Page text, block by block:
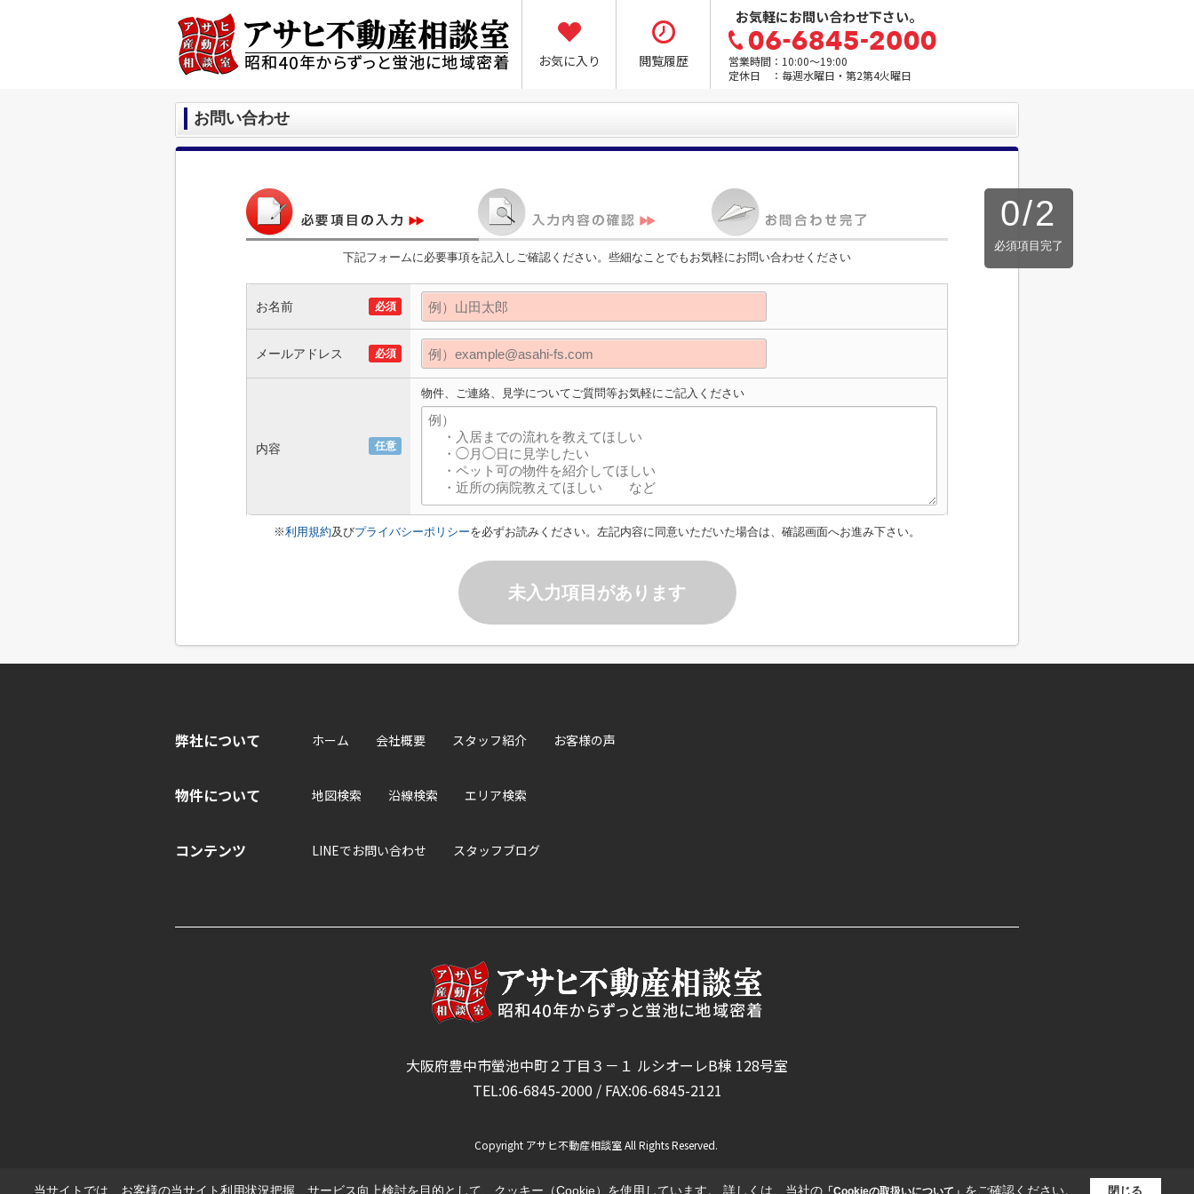
お気に入り 閲覧履歴
お気軽にお問い合わせ下さい。
営業時間：10:00～19:00
定休日 ：毎週水曜日・第2第4火曜日
お問い合わせ
0/2
必須項目完了
下記フォームに必要事項を記入しご確認ください。些細なことでもお気軽にお問い合わせください
お名前 必須
メールアドレス 必須
内容 任意
物件、ご連絡、見学についてご質問等お気軽にご記入ください
※利用規約及びプライバシーポリシーを必ずお読みください。左記内容に同意いただいた場合は、確認画面へお進み下さい。
未入力項目があります
弊社について ホーム 会社概要 スタッフ紹介 お客様の声
物件について 地図検索 沿線検索 エリア検索
コンテンツ LINEでお問い合わせ スタッフブログ
大阪府豊中市螢池中町２丁目３－１ ルシオーレB棟 128号室
TEL:06-6845-2000 / FAX:06-6845-2121
Copyright アサヒ不動産相談室 All Rights Reserved.
当サイトでは、お客様の当サイト利用状況把握、サービス向上検討を目的として、クッキー（Cookie）を使用しています。 詳しくは、当社の「Cookieの取扱いについて」 をご確認ください。 閉じる